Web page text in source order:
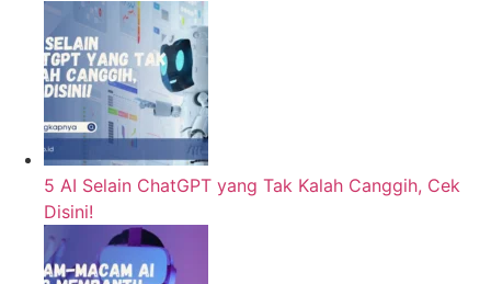
5 AI Selain ChatGPT yang Tak Kalah Canggih, Cek
Disini!